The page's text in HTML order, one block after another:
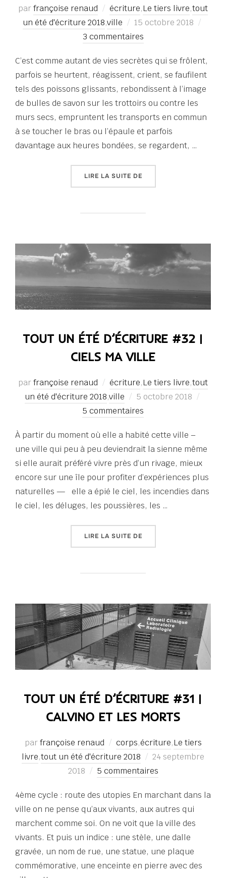
parfrançoise renaud écriture,Le tiers livre,tout
un été d'écriture 2018,ville
Publié
le
15 octobre 2018
3 commentaires
C’est comme autant de vies secrètes qui se frôlent,
parfois se heurtent, réagissent, crient, se faufilent
tels des poissons glissants, rebondissent à l’image
de bulles de savon sur les trottoirs ou contre les
murs secs, empruntent les transports en commun
à se toucher le bras ou l’épaule et parfois
davantage aux heures bondées, se regardent, …
LIRE LA SUITE DE« TOUT UN ÉTÉ
TOUT UN ÉTÉ D’ÉCRITURE #32 |
CIELS MA VILLE
parfrançoise renaud écriture,Le tiers livre,tout
un été d'écriture 2018,ville
Publié
le
5 octobre 2018
5 commentaires
À partir du moment où elle a habité cette ville –
une ville qui peu à peu deviendrait la sienne même
si elle aurait préféré vivre près d’un rivage, mieux
encore sur une île pour profiter d’expériences plus
naturelles — elle a épié le ciel, les incendies dans
le ciel, les déluges, les poussières, les …
LIRE LA SUITE DE« TOUT UN ÉTÉ
TOUT UN ÉTÉ D’ÉCRITURE #31 |
CALVINO ET LES MORTS
parfrançoise renaud corps,écriture,Le tiers
livre,tout un été d'écriture 2018
Publié
le
24 septembre
2018
5 commentaires
4ème cycle : route des utopies En marchant dans la
ville on ne pense qu’aux vivants, aux autres qui
marchent comme soi. On ne voit que la ville des
vivants. Et puis un indice : une stèle, une dalle
gravée, un nom de rue, une statue, une plaque
commémorative, une enceinte en pierre avec des